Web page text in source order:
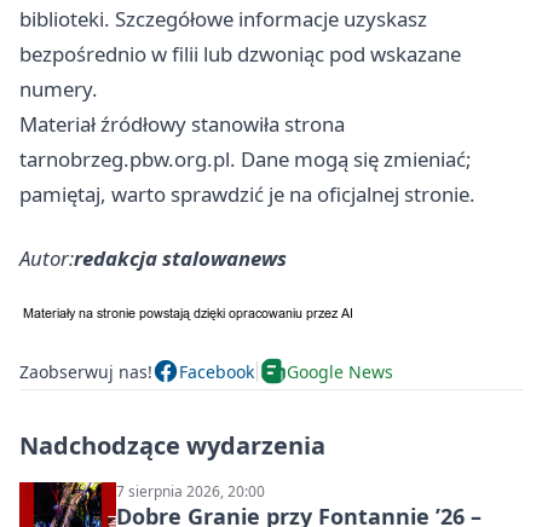
biblioteki. Szczegółowe informacje uzyskasz
bezpośrednio w filii lub dzwoniąc pod wskazane
numery.
Materiał źródłowy stanowiła strona
tarnobrzeg.pbw.org.pl. Dane mogą się zmieniać;
pamiętaj, warto sprawdzić je na oficjalnej stronie.
Autor:redakcja stalowanews
Zaobserwuj nas! Facebook Google News
Nadchodzące wydarzenia
7 sierpnia 2026, 20:00
Dobre Granie przy Fontannie ’26 –